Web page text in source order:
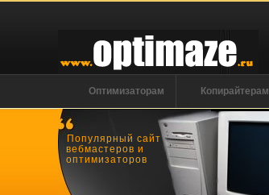
Оптимизаторам Копирайтерам
Популярный сайт
вебмастеров и
оптимизаторов